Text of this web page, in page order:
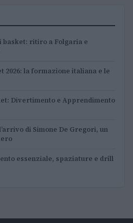
basket: ritiro a Folgaria e
2026: la formazione italiana e le
Divertimento e Apprendimento
di Simone De Gregori, un
essenziale, spaziature e drill